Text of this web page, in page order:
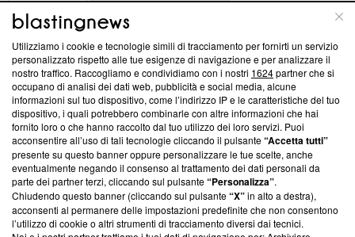
ABOUT
Questa sezione offre informazioni trasparenti su Blasting
News, sui nostri processi editoriali e su come ci impegniamo a
creare news di qualità. Inoltre, afferma la nostra aderenza a
‘Trust Project - News with Integrity’Blasting News non è
ancora membro del programma, ma ha richiesto di farne
parte; Trust Project non ha ancora effettuato una verifica di
conformità agli standard.
Su di noi
Team editoriale
Utilizziamo i cookie e tecnologie simili di tracciamento per fornirti un servizio
personalizzato rispetto alle tue esigenze di navigazione e per analizzare il
nostro traffico. Raccogliamo e condividiamo con i nostri 1624partner che si
occupano di analisi dei dati web, pubblicità e social media, alcune
informazioni sul tuo dispositivo, come l’indirizzo IP e le caratteristiche del tuo
dispositivo, i quali potrebbero combinarle con altre informazioni che hai
fornito loro o che hanno raccolto dal tuo utilizzo dei loro servizi. Puoi
acconsentire all’uso di tali tecnologie cliccando il pulsante“Accetta tutti”
presente su questo banner oppure personalizzare le tue scelte, anche
eventualmente negando il consenso al trattamento dei dati personali da
parte dei partner terzi, cliccando sul pulsante“Personalizza”.
Chiudendo questo banner (cliccando sul pulsante“X”in alto a destra),
acconsenti al permanere delle impostazioni predefinite che non consentono
l’utilizzo di cookie o altri strumenti di tracciamento diversi dai tecnici.